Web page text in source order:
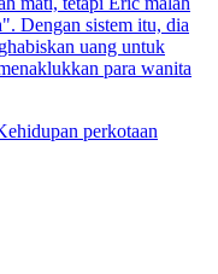
Dengan sistem itu, dia
uang untuk
para wanita
perkotaan